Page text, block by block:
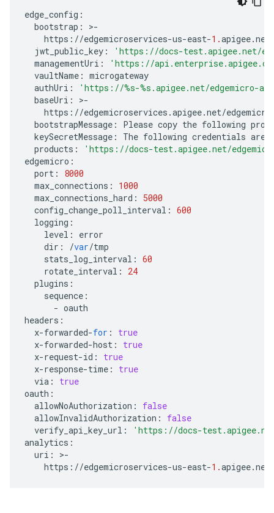
edge_config :
bootstrap : >-
https : //edgemicroservices-us-east-1.apigee.net
jwt_public_key :
'https://docs-test.apigee.net/
managementUri :
'https://
vaultName : microgateway
authUri : 'https://%s-%s .apigee.net/edgemicro-
baseUri : >-
https : //edgemicroservices .apigee.net/edgemicro
bootstrapMessage : Please copy the following
keySecretMessage : The following credentials are
products :
'https://docs-test.apigee.net/
edgemicro :
port :
8000
max_connections :
1000
max_connections_hard :
5000
config_change_poll_interval : 600
logging :
level :
error
dir : /var/tmp
stats_log_interval : 60
rotate_interval :
24
plugins :
sequence :
- oauth
headers :
x-forwarded-for :
true
x-forwarded-host :
true
x-request-id :
true
x-response-time :
true
via :
true
oauth :
allowNoAuthorization :
false
allowInvalidAuthorization :
false
verify_api_key_url :
'https://docs-
analytics :
uri : >-
https : //edgemicroservices-us-east-1.apigee.net